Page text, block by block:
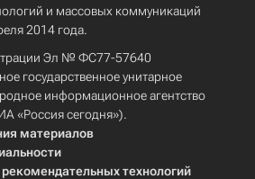
и массовых коммуникаций
2014 года.
Эл № ФС77-57640
государственное унитарное
информационное агентство
«Россия сегодня»).
материалов
технологий